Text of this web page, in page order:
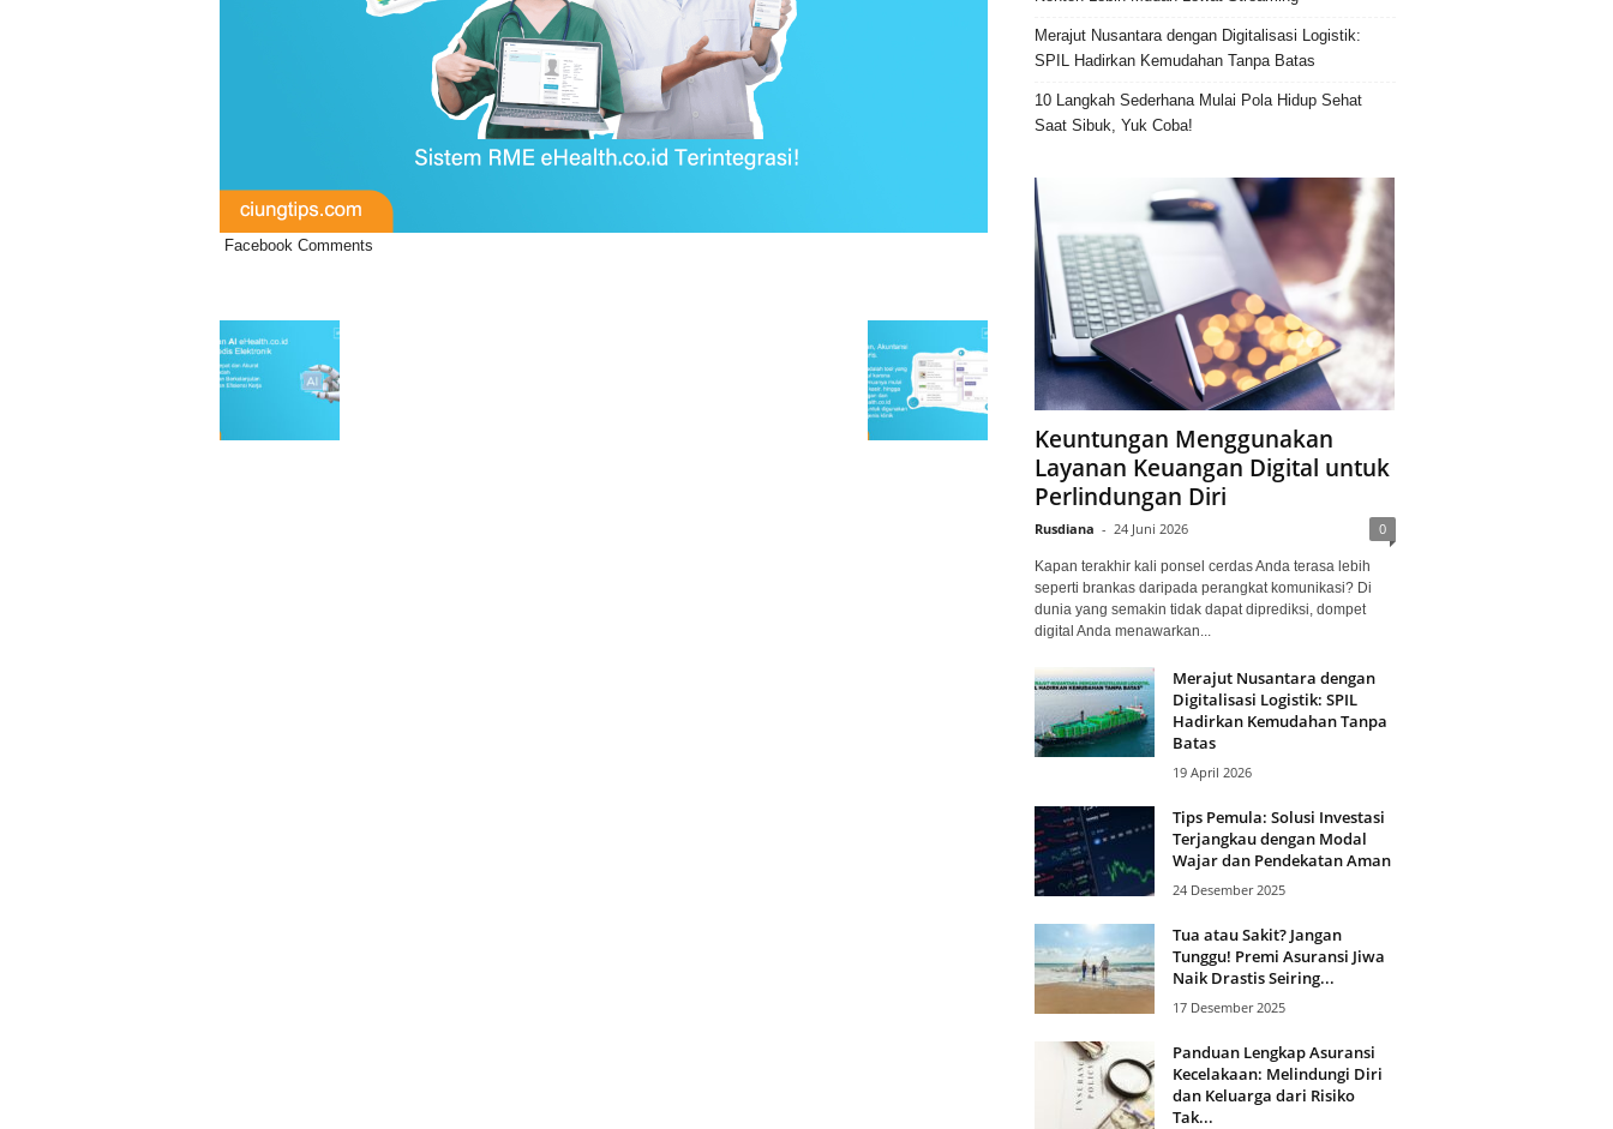
Facebook Comments
Merajut Nusantara dengan Digitalisasi Logistik:
SPIL Hadirkan Kemudahan Tanpa Batas
10 Langkah Sederhana Mulai Pola Hidup Sehat
Saat Sibuk, Yuk Coba!
Keuntungan Menggunakan
Layanan Keuangan Digital untuk
Perlindungan Diri
Rusdiana - 24 Juni 2026 0
Kapan terakhir kali ponsel cerdas Anda terasa lebih
seperti brankas daripada perangkat komunikasi? Di
dunia yang semakin tidak dapat diprediksi, dompet
digital Anda menawarkan...
Merajut Nusantara dengan
Digitalisasi Logistik: SPIL
Hadirkan Kemudahan Tanpa
Batas
19 April 2026
Tips Pemula: Solusi Investasi
Terjangkau dengan Modal
Wajar dan Pendekatan Aman
24 Desember 2025
Tua atau Sakit? Jangan
Tunggu! Premi Asuransi Jiwa
Naik Drastis Seiring...
17 Desember 2025
Panduan Lengkap Asuransi
Kecelakaan: Melindungi Diri
dan Keluarga dari Risiko
Tak...